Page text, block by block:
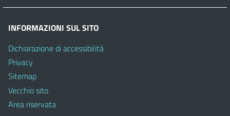
INFORMAZIONI SUL SITO
Dichiarazione di accessibilità
Privacy
Sitemap
Vecchio sito
Area riservata